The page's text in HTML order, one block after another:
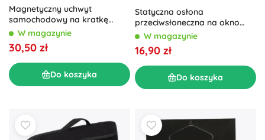
Magnetyczny uchwyt
samochodowy na kratkę
nawiewu BELINE
W magazynie
30,50 zł
Do koszyka
Statyczna osłona
przeciwsłoneczna na okno
auta – Żyrafa
W magazynie
16,90 zł
Do koszyka